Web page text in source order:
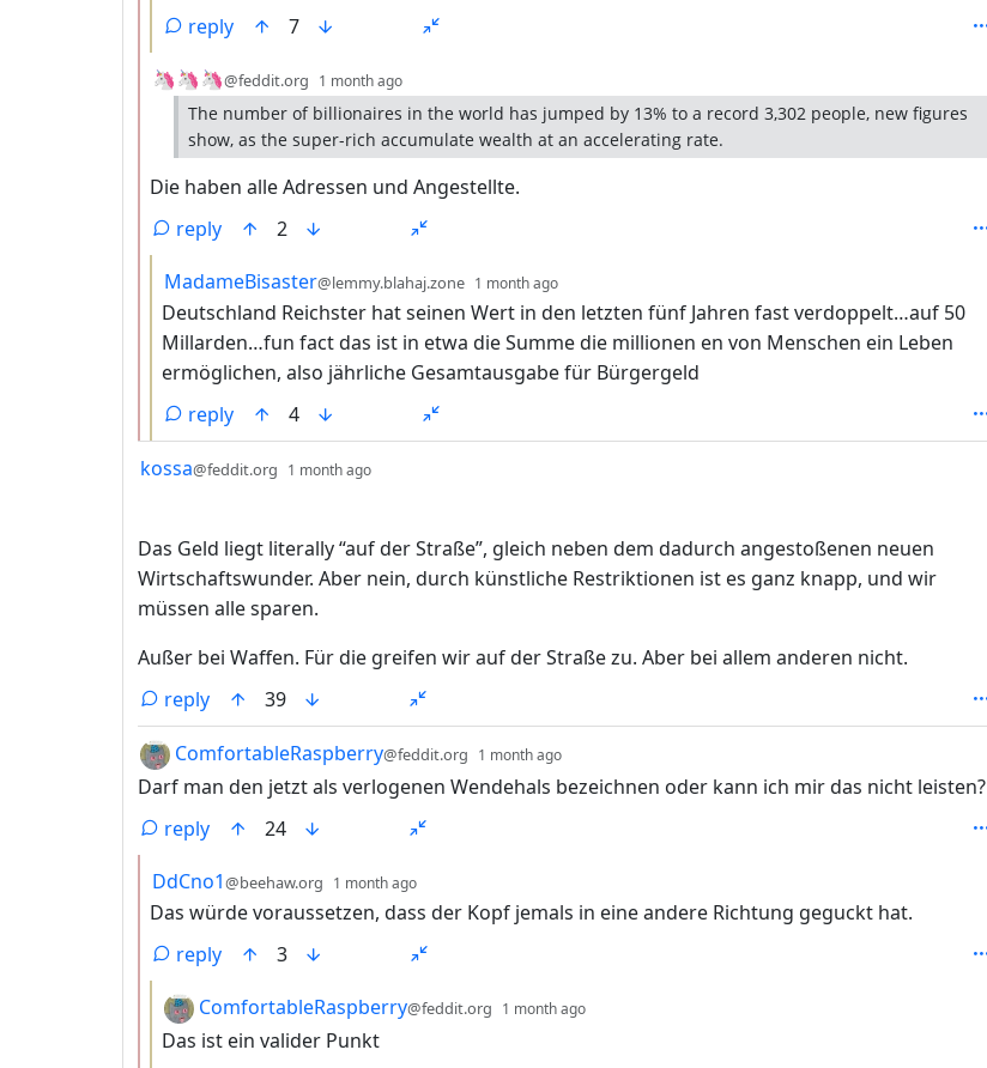
reply
7
by
🦄🦄🦄@feddit.org 1 month ago
The number of billionaires in the world has jumped by 13% to a record 3,302 people, new figures
show, as the super-rich accumulate wealth at an accelerating rate.
Die haben alle Adressen und Angestellte.
reply
2
by
MadameBisaster@lemmy.blahaj.zone 1 month ago
Deutschland Reichster hat seinen Wert in den letzten fünf Jahren fast verdoppelt…auf 50
Millarden…fun fact das ist in etwa die Summe die millionen en von Menschen ein Leben
ermöglichen, also jährliche Gesamtausgabe für Bürgergeld
reply
4
by
kossa@feddit.org 1 month ago
Das Geld liegt literally “auf der Straße”, gleich neben dem dadurch angestoßenen neuen
Wirtschaftswunder. Aber nein, durch künstliche Restriktionen ist es ganz knapp, und wir
müssen alle sparen.
Außer bei Waffen. Für die greifen wir auf der Straße zu. Aber bei allem anderen nicht.
reply
39
by
ComfortableRaspberry@feddit.org 1 month ago
Darf man den jetzt als verlogenen Wendehals bezeichnen oder kann ich mir das nicht leisten?
reply
24
by
DdCno1@beehaw.org 1 month ago
Das würde voraussetzen, dass der Kopf jemals in eine andere Richtung geguckt hat.
reply
3
by
ComfortableRaspberry@feddit.org 1 month ago
Das ist ein valider Punkt